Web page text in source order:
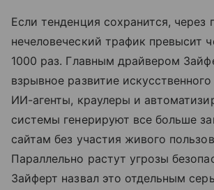
Если тенденция сохранится, через
нечеловеческий трафик превысит
1000 раз. Главным драйвером
взрывное развитие искусственного
ИИ-агенты, краулеры и
системы генерируют все больше
сайтам без участия живого
Параллельно растут угрозы
Зайферт назвал это отдельным